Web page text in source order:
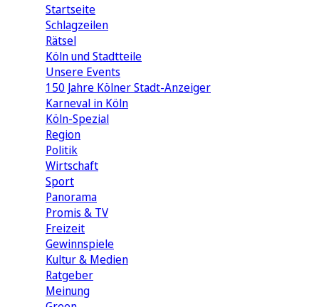
Startseite
Schlagzeilen
Rätsel
Köln und Stadtteile
Unsere Events
150 Jahre Kölner Stadt-Anzeiger
Karneval in Köln
Köln-Spezial
Region
Politik
Wirtschaft
Sport
Panorama
Promis & TV
Freizeit
Gewinnspiele
Kultur & Medien
Ratgeber
Meinung